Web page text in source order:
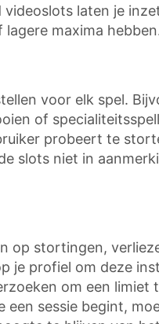
laten je
maxima
voor elk spel.
of
probeert te
slots niet in
op stortingen,
je profiel om deze
om een limiet
een sessie begint,